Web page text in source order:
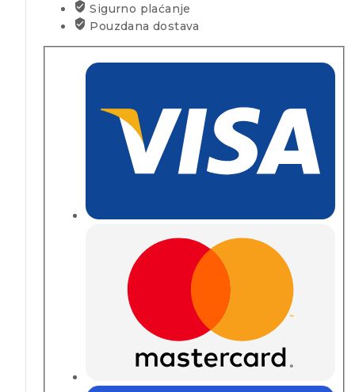
Sigurno plaćanje
Pouzdana dostava